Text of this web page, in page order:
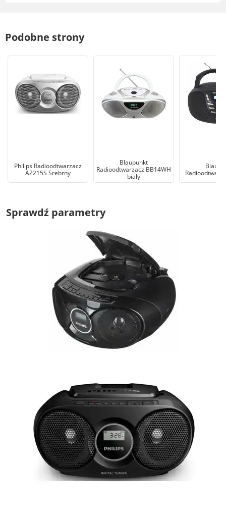
Podobne strony
Philips Radioodtwarzacz
AZ215S Srebrny
Blaupunkt
Radioodtwarzacz BB14WH
biały
Sprawdź parametry